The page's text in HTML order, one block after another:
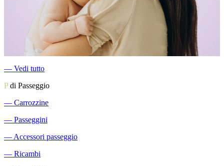
― Vedi tutto
Pdi Passeggio
― Carrozzine
― Passeggini
― Accessori passeggio
― Ricambi